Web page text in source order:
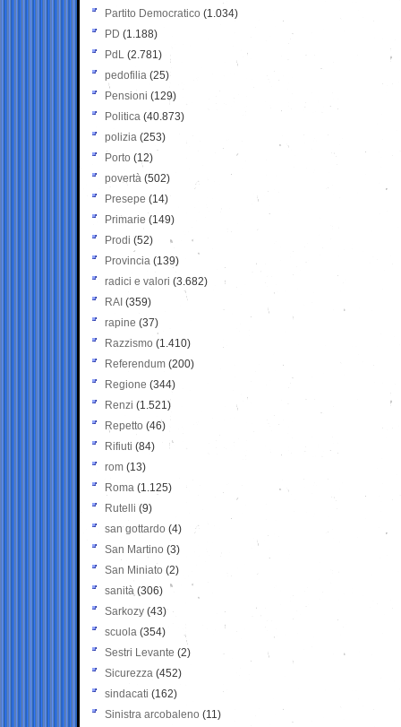
Partito Democratico (1.034)
PD (1.188)
PdL (2.781)
pedofilia (25)
Pensioni (129)
Politica (40.873)
polizia (253)
Porto (12)
povertà (502)
Presepe (14)
Primarie (149)
Prodi (52)
Provincia (139)
radici e valori (3.682)
RAI (359)
rapine (37)
Razzismo (1.410)
Referendum (200)
Regione (344)
Renzi (1.521)
Repetto (46)
Rifiuti (84)
rom (13)
Roma (1.125)
Rutelli (9)
san gottardo (4)
San Martino (3)
San Miniato (2)
sanità (306)
Sarkozy (43)
scuola (354)
Sestri Levante (2)
Sicurezza (452)
sindacati (162)
Sinistra arcobaleno (11)